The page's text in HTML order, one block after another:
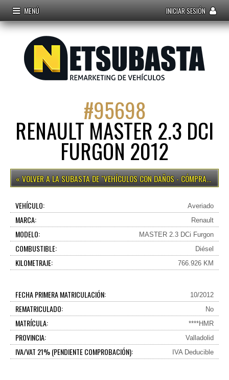
MENÚ INICIAR SESIÓN
#95698
RENAULT MASTER 2.3 DCI
FURGON 2012
VEHÍCULOS CON DAÑOS - CÓMPRALO YA
VEHÍCULO: Averiado
MARCA: Renault
MODELO: MASTER 2.3 DCi Furgon
COMBUSTIBLE: Diésel
KILOMETRAJE: 766.926 KM
FECHA PRIMERA MATRICULACIÓN: 10/2012
REMATRICULADO: No
MATRÍCULA: ****HMR
PROVINCIA: Valladolid
IVA/VAT 21% (PENDIENTE COMPROBACIÓN): IVA Deducible